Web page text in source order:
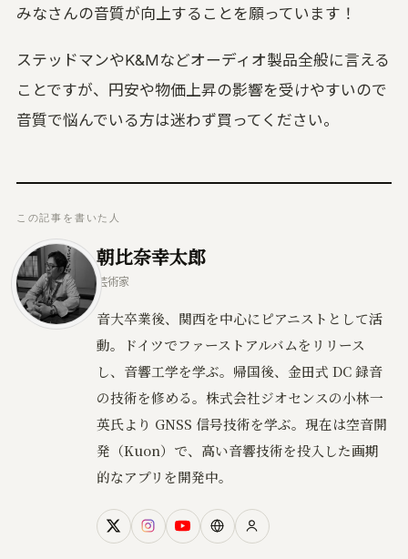
みなさんの音質が向上することを願っています！
ステッドマンやK&Mなどオーディオ製品全般に言える
ことですが、円安や物価上昇の影響を受けやすいので
音質で悩んでいる方は迷わず買ってください。
この記事を書いた人
朝比奈幸太郎
芸術家
音大卒業後、関西を中心にピアニストとして活
動。ドイツでファーストアルバムをリリース
し、音響工学を学ぶ。帰国後、金田式 DC 録音
の技術を修める。株式会社ジオセンスの小林一
英氏より GNSS 信号技術を学ぶ。現在は空音開
発（Kuon）で、高い音響技術を投入した画期
的なアプリを開発中。